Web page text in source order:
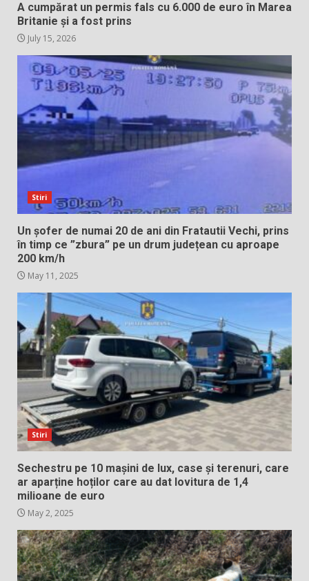
A cumpărat un permis fals cu 6.000 de euro în Marea
Britanie și a fost prins
July 15, 2026
Stiri
Un șofer de numai 20 de ani din Fratautii Vechi, prins
în timp ce ”zbura” pe un drum județean cu aproape
200 km/h
May 11, 2025
Stiri
Sechestru pe 10 mașini de lux, case și terenuri, care
ar aparține hoților care au dat lovitura de 1,4
milioane de euro
May 2, 2025